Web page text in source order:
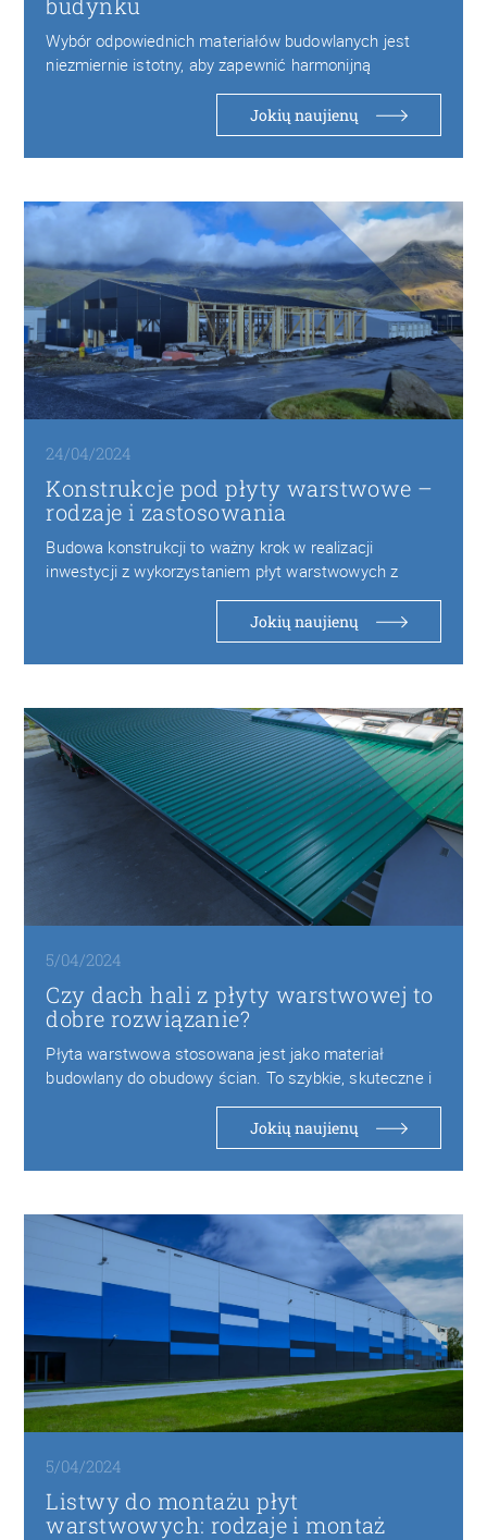
Wybór odpowiednich materiałów budowlanych jest
niezmiernie istotny, aby zapewnić harmonijną
kompozycję z otoczeniem oraz spełnić…
Jokių naujienų
24/04/2024
Konstrukcje pod płyty warstwowe –
rodzaje i zastosowania
Budowa konstrukcji to ważny krok w realizacji
inwestycji z wykorzystaniem płyt warstwowych z
Jokių naujienų
5/04/2024
Czy dach hali z płyty warstwowej to
dobre rozwiązanie?
Płyta warstwowa stosowana jest jako materiał
budowlany do obudowy ścian. To szybkie, skuteczne i
Jokių naujienų
5/04/2024
Listwy do montażu płyt
warstwowych: rodzaje i montaż